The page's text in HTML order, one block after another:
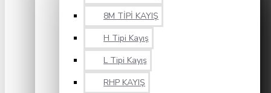
8M TİPİ KAYIŞ
H Tipi Kayış
L Tipi Kayış
RHP KAYIŞ